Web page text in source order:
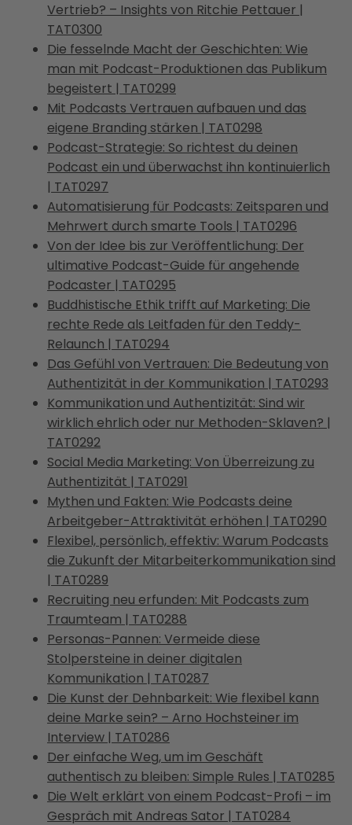
Vertrieb? – Insights von Ritchie Pettauer |
TAT0300
Die fesselnde Macht der Geschichten: Wie
man mit Podcast-Produktionen das Publikum
begeistert | TAT0299
Mit Podcasts Vertrauen aufbauen und das
eigene Branding stärken | TAT0298
Podcast-Strategie: So richtest du deinen
Podcast ein und überwachst ihn kontinuierlich
| TAT0297
Automatisierung für Podcasts: Zeitsparen und
Mehrwert durch smarte Tools | TAT0296
Von der Idee bis zur Veröffentlichung: Der
ultimative Podcast-Guide für angehende
Podcaster | TAT0295
Buddhistische Ethik trifft auf Marketing: Die
rechte Rede als Leitfaden für den Teddy-
Relaunch | TAT0294
Das Gefühl von Vertrauen: Die Bedeutung von
Authentizität in der Kommunikation | TAT0293
Kommunikation und Authentizität: Sind wir
wirklich ehrlich oder nur Methoden-Sklaven? |
TAT0292
Social Media Marketing: Von Überreizung zu
Authentizität | TAT0291
Mythen und Fakten: Wie Podcasts deine
Arbeitgeber-Attraktivität erhöhen | TAT0290
Flexibel, persönlich, effektiv: Warum Podcasts
die Zukunft der Mitarbeiterkommunikation sind
| TAT0289
Recruiting neu erfunden: Mit Podcasts zum
Traumteam | TAT0288
Personas-Pannen: Vermeide diese
Stolpersteine in deiner digitalen
Kommunikation | TAT0287
Die Kunst der Dehnbarkeit: Wie flexibel kann
deine Marke sein? – Arno Hochsteiner im
Interview | TAT0286
Der einfache Weg, um im Geschäft
authentisch zu bleiben: Simple Rules | TAT0285
Die Welt erklärt von einem Podcast-Profi – im
Gespräch mit Andreas Sator | TAT0284